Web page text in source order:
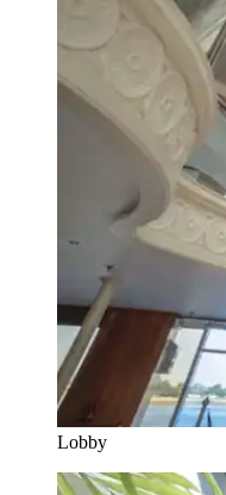
Lobby